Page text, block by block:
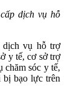
dịch vụ hỗ
dịch vụ hỗ trợ
y tế, cơ sở trợ
chăm sóc y tế,
bạo lực trên